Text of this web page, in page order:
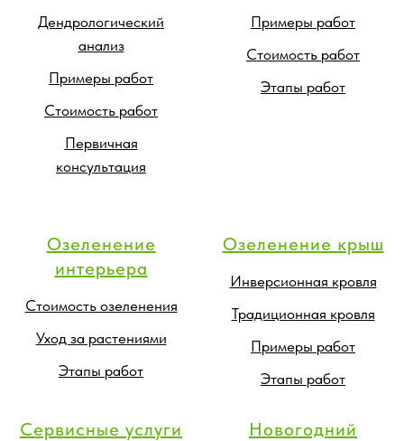
Дендрологический
анализ
Примеры работ
Стоимость работ
Первичная
консультация
Примеры работ
Стоимость работ
Этапы работ
Озеленение
интерьера
Стоимость озеленения
Уход за растениями
Этапы работ
Озеленение крыш
Инверсионная кровля
Традиционная кровля
Примеры работ
Этапы работ
Сервисные услуги
Новогодний